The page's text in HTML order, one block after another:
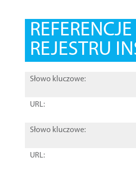
REJESTRU
Słowo kluczowe:
URL:
Słowo kluczowe:
URL: